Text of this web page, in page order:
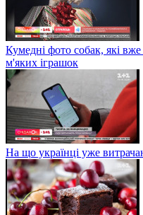
Кумедні фото собак, які
м'яких іграшок
На що українці уже